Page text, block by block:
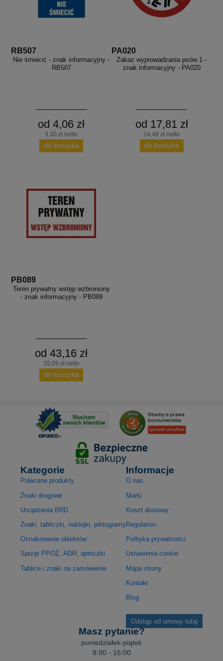
RB507
Nie śmiecić - znak informacyjny -
RB507
od 4,06 zł
3,30 zł netto
do koszyka
PA020
Zakaz wyprowadzania psów 1 -
znak informacyjny - PA020
od 17,81 zł
14,48 zł netto
do koszyka
PB089
Teren prywatny wstęp wzbroniony
- znak informacyjny - PB089
od 43,16 zł
35,09 zł netto
do koszyka
Kategorie
Polecane produkty
Znaki drogowe
Urządzenia BRD
Znaki, tabliczki, naklejki, piktogramy
Oznakowanie obiektów
Sprzęt PPOŻ, ADR, apteczki
Tablice i znaki na zamówienie
Informacje
O nas
Marki
Koszt dostawy
Regulamin
Polityka prywatności
Ustawienia cookie
Mapa strony
Kontakt
Blog
Odstąp od umowy tutaj
Masz pytanie?
poniedziałek-piątek
8:00 - 16:00